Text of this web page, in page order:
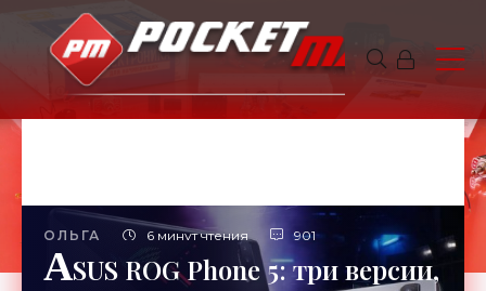
ОЛЬГА 6 минут чтения 901
ASUS ROG Phone 5: три версии,